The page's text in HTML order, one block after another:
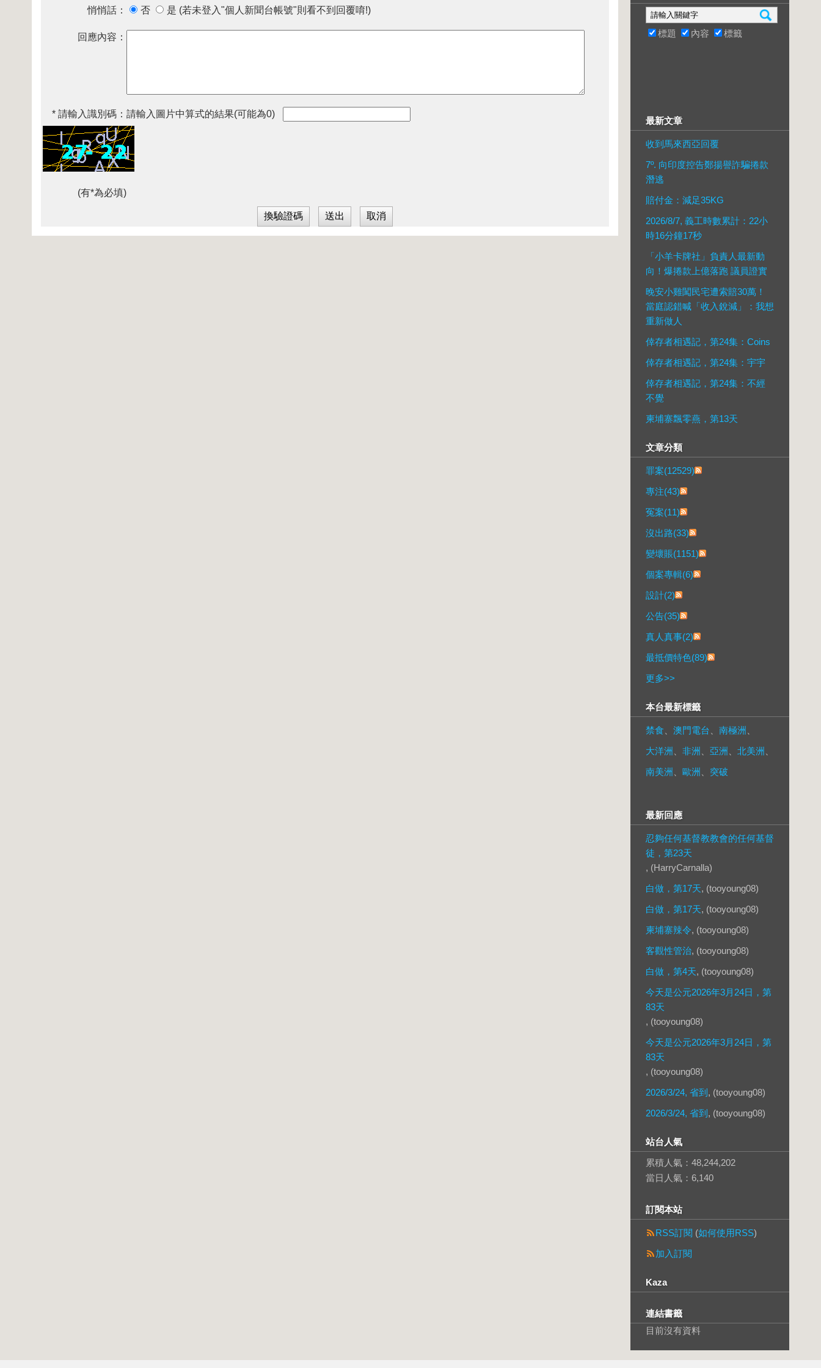
悄悄話： 否 是 (若未登入"個人新聞台帳號"則看不到回覆唷!)
回應內容：
* 請輸入識別碼： 請輸入圖片中算式的結果(可能為0)
(有*為必填)
標題 內容 標籤
最新文章
收到馬來西亞回覆
7º. 向印度控告鄭揚譽詐騙捲款
潛逃
賠付金：減足35KG
2026/8/7, 義工時數累計：22小
時16分鐘17秒
「小羊卡牌社」負責人最新動
向！爆捲款上億落跑 議員證實
晚安小雞闖民宅遭索賠30萬！
當庭認錯喊「收入銳減」：我想
重新做人
倖存者相遇記，第24集：Coins
倖存者相遇記，第24集：宇宇
倖存者相遇記，第24集：不經
不覺
柬埔寨飄零燕，第13天
文章分類
罪案(12529)
專注(43)
冤案(11)
沒出路(33)
變壞賬(1151)
個案專輯(6)
設計(2)
公告(35)
真人真事(2)
最抵價特色(89)
更多>>
本台最新標籤
禁食 澳門電台 南極洲
大洋洲
非洲 亞洲 北美洲
南美洲
歐洲 突破
最新回應
忍夠任何基督教教會的任何基督
徒，第23天
, (HarryCarnalla)
白做，第17天, (tooyoung08)
白做，第17天, (tooyoung08)
柬埔寨辣令, (tooyoung08)
客觀性管治, (tooyoung08)
白做，第4天, (tooyoung08)
今天是公元2026年3月24日，第
83天
, (tooyoung08)
今天是公元2026年3月24日，第
83天
, (tooyoung08)
2026/3/24, 省到 , (tooyoung08)
2026/3/24, 省到 , (tooyoung08)
站台人氣
累積人氣： 48,244,202
當日人氣： 6,140
訂閱本站
RSS訂閱 (如何使用RSS)
加入訂閱
Kaza
連結書籤
目前沒有資料